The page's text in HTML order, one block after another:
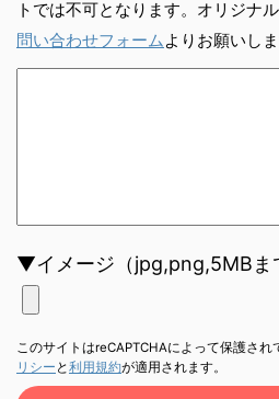
トでは不可となります。オリジナ
問い合わせフォーム よりお願いしま
▼イメージ（jpg,png,5MBま
このサイトはreCAPTCHAによって保護さ
リシー と利用規約が適用されます。